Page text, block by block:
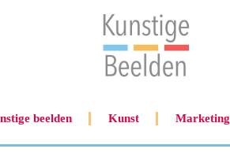
beelden Kunst Marketing